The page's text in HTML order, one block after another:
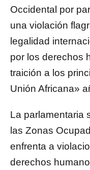
Occidental por
una violación
legalidad
por los derechos
traición a los
Unión Africana»
La parlamentaria
las Zonas
enfrenta a
derechos